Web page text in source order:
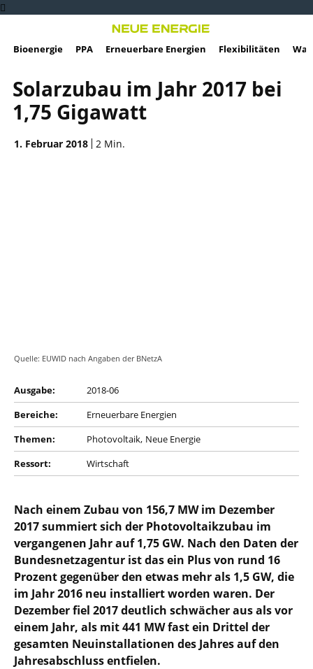
Bioenergie PPA Erneuerbare Energien Flexibilitäten
Solarzubau im Jahr 2017 bei
1,75 Gigawatt
1. Februar 2018 2 Min.
Quelle: EUWID nach Angaben der BNetzA
Ausgabe:
2018-06
Bereiche:
Erneuerbare Energien
Themen:
Photovoltaik Neue Energie
Ressort:
Wirtschaft
Nach einem Zubau von 156,7 MW im Dezember
2017 summiert sich der Photovoltaikzubau im
vergangenen Jahr auf 1,75 GW. Nach den Daten der
Bundesnetzagentur ist das ein Plus von rund 16
Prozent gegenüber den etwas mehr als 1,5 GW, die
im Jahr 2016 neu installiert worden waren. Der
Dezember fiel 2017 deutlich schwächer aus als vor
einem Jahr, als mit 441 MW fast ein Drittel der
gesamten Neuinstallationen des Jahres auf den
Jahresabschluss entfielen.